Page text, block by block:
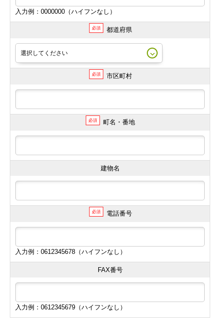
入力例：0000000（ハイフンなし）
必須 都道府県
必須 市区町村
必須 町名・番地
建物名
必須 電話番号
入力例：0612345678（ハイフンなし）
FAX番号
入力例：0612345679（ハイフンなし）